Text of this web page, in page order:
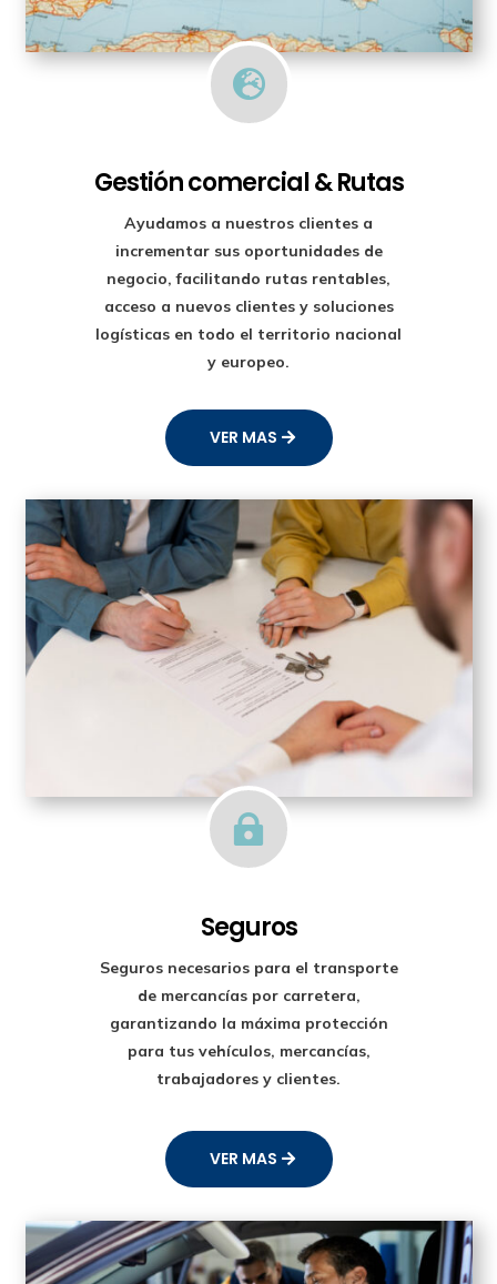

Gestión comercial & Rutas
Ayudamos a nuestros clientes a
incrementar sus oportunidades de
negocio, facilitando rutas rentables,
acceso a nuevos clientes y soluciones
logísticas en todo el territorio nacional
y europeo.
VER MAS

Seguros
Seguros necesarios para el transporte
de mercancías por carretera,
garantizando la máxima protección
para tus vehículos, mercancías,
trabajadores y clientes.
VER MAS